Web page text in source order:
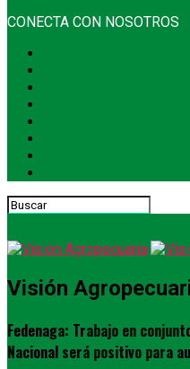
CONECTA CON NOSOTROS
Visión
Fedenaga: Trabajo en
Nacional será positivo para